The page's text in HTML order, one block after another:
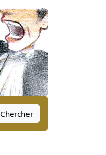
Chercher